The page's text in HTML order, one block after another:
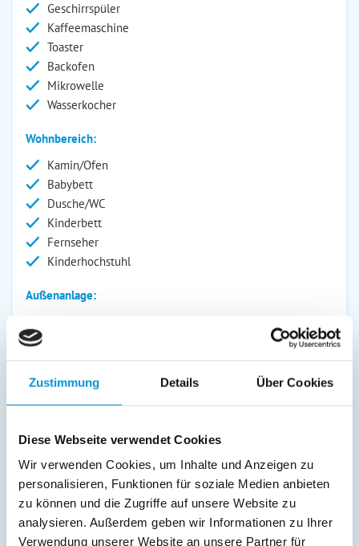
Zustimmung Details Über Cookies
Diese Webseite verwendet Cookies
Wir verwenden Cookies, um Inhalte und Anzeigen zu
personalisieren, Funktionen für soziale Medien anbieten
zu können und die Zugriffe auf unsere Website zu
analysieren. Außerdem geben wir Informationen zu Ihrer
Verwendung unserer Website an unsere Partner für
Geschirrspüler
Kaffeemaschine
Toaster
Backofen
Mikrowelle
Wasserkocher
Wohnbereich:
Kamin/Ofen
Babybett
Dusche/WC
Kinderbett
Fernseher
Kinderhochstuhl
Außenanlage:
Gartenstühle
Grillplatz
Bettwäsche inkl.
Geschirrtücher inkl.
Handtücher inkl.